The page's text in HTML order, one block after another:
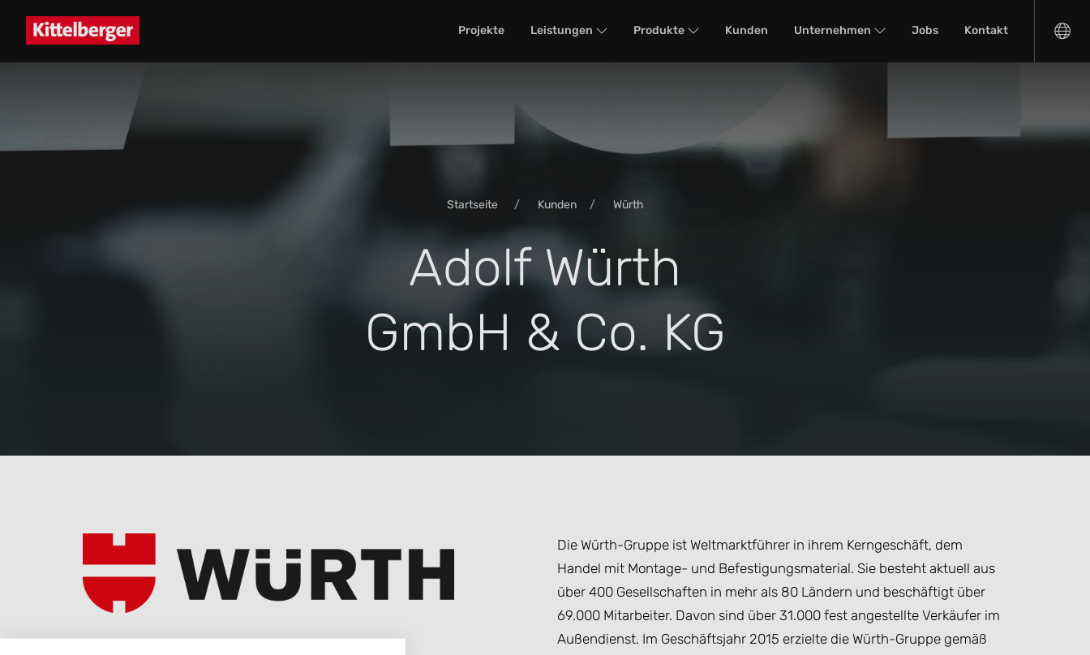
Projekte Leistungen Produkte Kunden Unternehmen Jobs Kontakt
Startseite Kunden Würth
Adolf Würth
GmbH & Co. KG
Die Würth-Gruppe ist Weltmarktführer in ihrem Kerngeschäft, dem
Handel mit Montage- und Befestigungsmaterial. Sie besteht aktuell aus
über 400 Gesellschaften in mehr als 80 Ländern und beschäftigt über
69.000 Mitarbeiter. Davon sind über 31.000 fest angestellte Verkäufer im
Außendienst. Im Geschäftsjahr 2015 erzielte die Würth-Gruppe gemäß